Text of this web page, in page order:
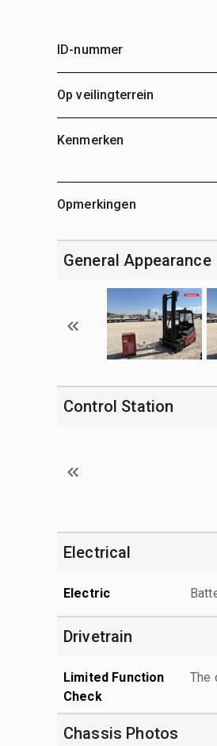
ID-nummer
Op veilingterrein
Kenmerken
Opmerkingen
General Appearance
Control Station
Electrical
Electric
Drivetrain
Limited Function
Check
The
Chassis Photos